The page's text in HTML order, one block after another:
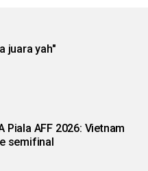
juara yah"
Piala AFF 2026: Vietnam
semifinal